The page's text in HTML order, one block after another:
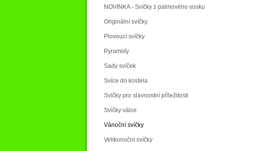
NOVINKA - Svíčky z palmového vosku
Originální svíčky
Plovoucí svíčky
Pyramidy
Sady svíček
Svíce do kostela
Svíčky pro slavnostní příležitosti
Svíčky válce
Vánoční svíčky
Velikonoční svíčky